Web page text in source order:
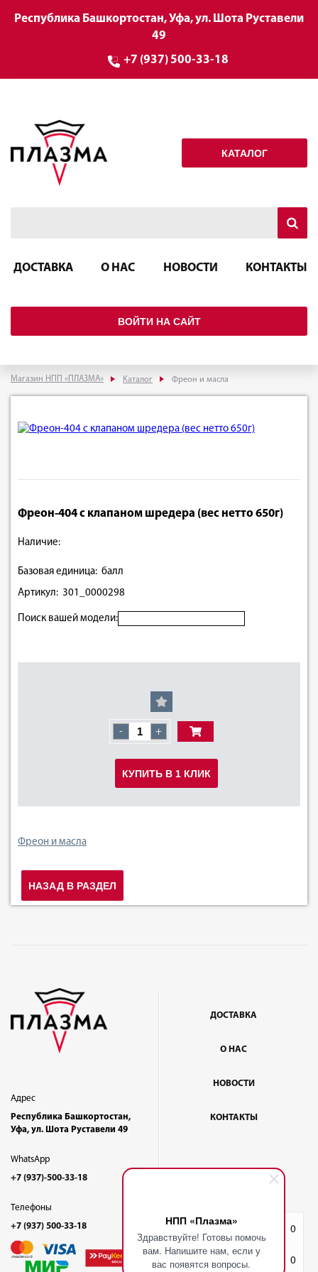
НПП «Плазма»
Здравствуйте! Готовы помочь
вам. Напишите нам, если у
вас появятся вопросы.
0
Корзина 0
Республика Башкортостан, Уфа, ул. Шота Руставели
49
+7 (937) 500-33-18
КАТАЛОГ
ДОСТАВКА О НАС НОВОСТИ КОНТАКТЫ
ВОЙТИ НА САЙТ
Магазин НПП «ПЛАЗМА» Каталог Фреон и масла
Фреон-404 с клапаном шредера (вес нетто 650г)
Наличие:
Базовая единица: балл
Артикул: 301_0000298
Поиск вашей модели:
- +
КУПИТЬ В 1 КЛИК
Фреон и масла
НАЗАД В РАЗДЕЛ
Адрес
Республика Башкортостан,
Уфа, ул. Шота Руставели 49
WhatsApp
+7 (937)-500-33-18
Телефоны
+7 (937) 500-33-18
ДОСТАВКА
О НАС
НОВОСТИ
КОНТАКТЫ